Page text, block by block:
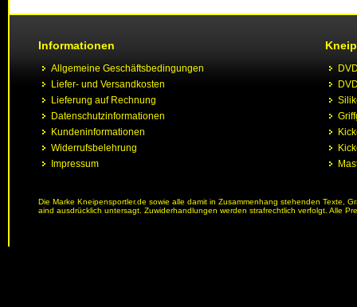
Informationen
Allgemeine Geschäftsbedingungen
Liefer- und Versandkosten
Lieferung auf Rechnung
Datenschutzinformationen
Kundeninformationen
Widerrufsbelehrung
Impressum
Die Marke Kneipensportler.de sowie alle damit in Zusammenhang stehenden Texte,
aind ausdrücklich untersagt. Zuwiderhandlungen werden strafrechtlich verfolgt. Alle